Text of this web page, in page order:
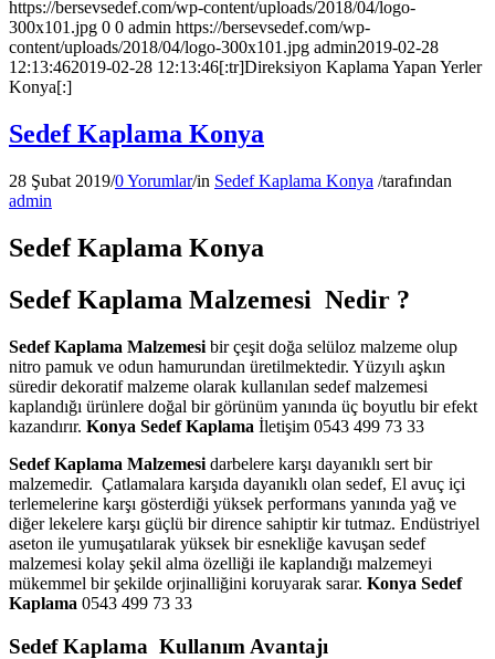
https://bersevsedef.com/wp-content/uploads/2018/04/logo-
300x101.jpg 0 0 admin https://bersevsedef.com/wp-
content/uploads/2018/04/logo-300x101.jpg admin2019-02-28
12:13:462019-02-28 12:13:46[:tr]Direksiyon Kaplama Yapan Yerler
Konya[:]
Sedef Kaplama Konya
28 Şubat 2019/0 Yorumlar/in Sedef Kaplama Konya /tarafından
admin
Sedef Kaplama Konya
Sedef Kaplama Malzemesi Nedir ?
Sedef Kaplama Malzemesi bir çeşit doğa selüloz malzeme olup
nitro pamuk ve odun hamurundan üretilmektedir. Yüzyılı aşkın
süredir dekoratif malzeme olarak kullanılan sedef malzemesi
kaplandığı ürünlere doğal bir görünüm yanında üç boyutlu bir efekt
kazandırır. Konya Sedef Kaplama İletişim 0543 499 73 33
Sedef Kaplama Malzemesi darbelere karşı dayanıklı sert bir
malzemedir. Çatlamalara karşıda dayanıklı olan sedef, El avuç içi
terlemelerine karşı gösterdiği yüksek performans yanında yağ ve
diğer lekelere karşı güçlü bir dirence sahiptir kir tutmaz. Endüstriyel
aseton ile yumuşatılarak yüksek bir esnekliğe kavuşan sedef
malzemesi kolay şekil alma özelliği ile kaplandığı malzemeyi
mükemmel bir şekilde orjinalliğini koruyarak sarar. Konya Sedef
Kaplama 0543 499 73 33
Sedef Kaplama Kullanım Avantajı